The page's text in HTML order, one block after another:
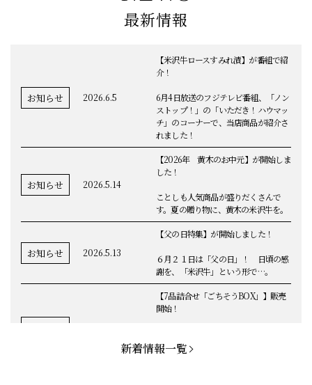
最新情報
お知らせ 2026.6.5
【米沢牛ロースすみれ漬】が番組で紹
介！
6月4日放送のフジテレビ番組、「ノン
ストップ！」の「いただき！ハウマッ
チ」のコーナーで、当店商品が紹介さ
れました！
お知らせ 2026.5.14
【2026年 黄木のお中元】が開始しま
した！
ことしも人気商品が盛りだくさんで
す。夏の贈り物に、黄木の米沢牛を。
お知らせ 2026.5.13
【父の日特集】が開始しました！
６月２１日は「父の日」！ 日頃の感
謝を、「米沢牛」という形で…。
【7品詰合せ「ごちそうBOX」】販売
開始！
ンチカツ」など、黄木の自慢が詰まっ
てます。
新着情報一覧